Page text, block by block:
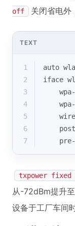
off 关闭省电外
TEXT
1
auto
2
iface
3
4
5
6
7
txpower fixed
从-72dBm提升
设备于工厂车间